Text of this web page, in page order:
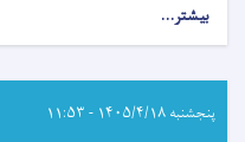
بیشتر...
اطلاعیه
امتحان
جواز پنجشنبه ۱۴۰۵/۴/۱۸ - ۱۱:۵۳